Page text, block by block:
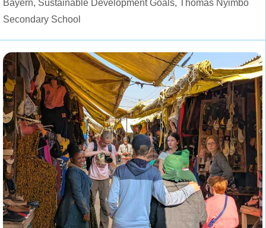
Bayern, Sustainable Development Goals,
Thomas Nyimbo
Secondary School